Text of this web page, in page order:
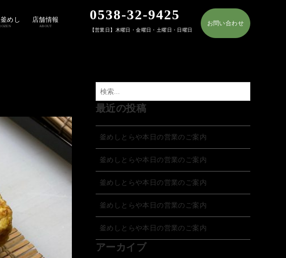
めし 店舗情報
ABOUT
0538-32-9425
【営業日】木曜日・金曜日・土曜日・日曜日
お問い合わせ
最近の投稿
釜めしとらや本日の営業のご案内
釜めしとらや本日の営業のご案内
釜めしとらや本日の営業のご案内
釜めしとらや本日の営業のご案内
釜めしとらや本日の営業のご案内
アーカイブ